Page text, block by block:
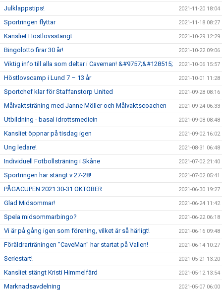
Julklappstips! 2021-11-20 18:04
Sportringen flyttar 2021-11-18 08:27
Kansliet Höstlovsstängt 2021-10-29 12:29
Bingolotto firar 30 år! 2021-10-22 09:06
Viktig info till alla som deltar i Caveman! &#9757;&#128515; 2021-10-06 15:57
Höstlovscamp i Lund 7 – 13 år 2021-10-01 11:28
Sportchef klar för Staffanstorp United 2021-09-28 08:16
Målvaktsträning med Janne Möller och Målvaktscoachen 2021-09-24 06:33
Utbildning - basal idrottsmedicin 2021-09-08 08:48
Kansliet öppnar på tisdag igen 2021-09-02 16:02
Ung ledare! 2021-08-31 06:48
Individuell Fotbollsträning i Skåne 2021-07-02 21:40
Sportringen har stängt v 27-28! 2021-07-02 05:41
PÅGACUPEN 2021 30-31 OKTOBER 2021-06-30 19:27
Glad Midsommar! 2021-06-24 11:42
Spela midsommarbingo? 2021-06-22 06:18
Vi är på gång igen som förening, vilket är så härligt! 2021-06-16 09:48
Föräldrarträningen "CaveMan" har startat på Vallen! 2021-06-14 10:27
Seriestart! 2021-05-21 13:20
Kansliet stängt Kristi Himmelfärd 2021-05-12 13:54
Marknadsavdelning 2021-05-07 06:00